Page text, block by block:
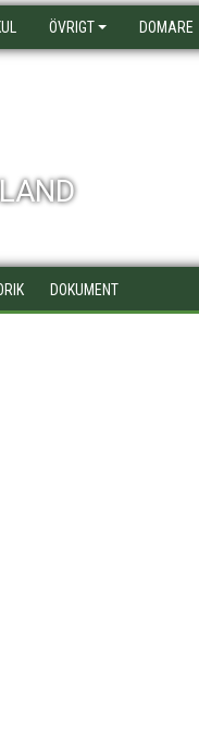
ÖVRIGT DOMARE
DOKUMENT